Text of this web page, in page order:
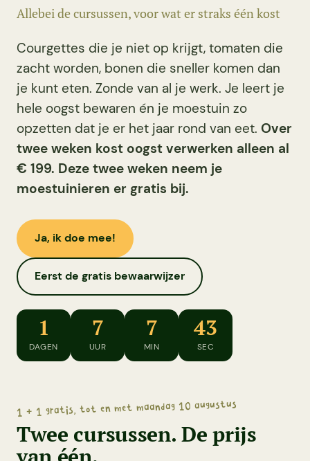
Allebei de cursussen, voor wat er straks één kost
Courgettes die je niet op krijgt, tomaten die
zacht worden, bonen die sneller komen dan
je kunt eten. Zonde van al je werk. Je leert je
hele oogst bewaren én je moestuin zo
opzetten dat je er het jaar rond van eet. Over
twee weken kost oogst verwerken alleen al
€ 199. Deze twee weken neem je
moestuinieren er gratis bij.
Ja, ik doe mee!
Eerst de gratis bewaarwijzer
1
DAGEN
7
UUR
7
MIN
42
SEC
1 + 1 gratis, tot en met maandag 10 augustus
Twee cursussen. De prijs